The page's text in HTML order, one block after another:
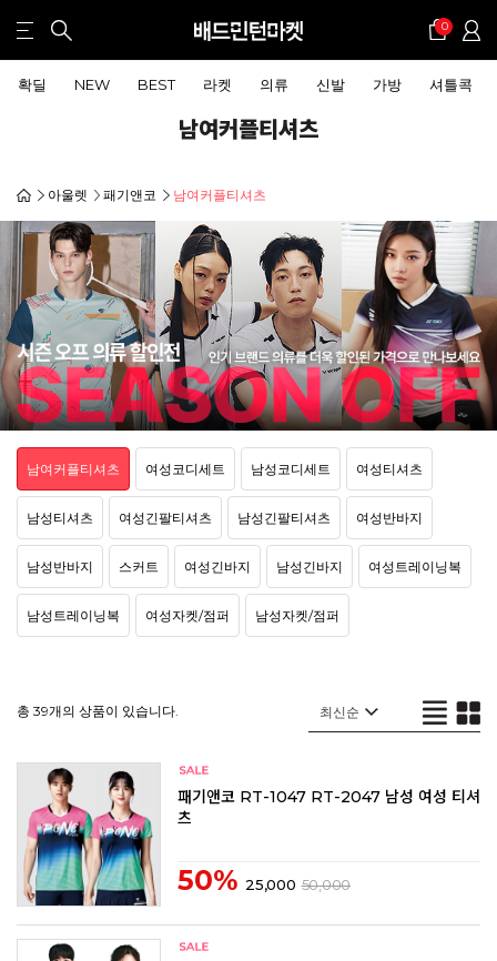
0
확딜 NEW BEST 라켓 의류 신발 가방 셔틀콕
남여커플티셔츠
아울렛 패기앤코 남여커플티셔츠
남여커플티셔츠 여성코디세트 남성코디세트 여성티셔츠
남성티셔츠 여성긴팔티셔츠 남성긴팔티셔츠 여성반바지
남성반바지 스커트 여성긴바지 남성긴바지 여성트레이닝복
남성트레이닝복 여성자켓/점퍼 남성자켓/점퍼
총 39개의 상품이 있습니다.
패기앤코 RT-1047 RT-2047 남성 여성 티셔
츠
50% 25,000 50,000